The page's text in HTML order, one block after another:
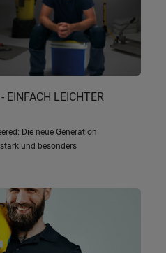
EINFACH LEICHTER
Die neue Generation
und besonders